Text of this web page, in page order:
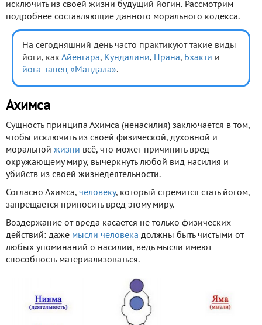
исключить из своей жизни будущий йогин. Рассмотрим
подробнее составляющие данного морального кодекса.
На сегодняшний день часто практикуют такие виды
йоги, как Айенгара, Кундалини, Прана, Бхакти и
йога-танец «Мандала».
Ахимса
Сущность принципа Ахимса (ненасилия) заключается в том,
чтобы исключить из своей физической, духовной и
моральной жизни всё, что может причинить вред
окружающему миру, вычеркнуть любой вид насилия и
убийств из своей жизнедеятельности.
Согласно Ахимса, человеку, который стремится стать йогом,
запрещается приносить вред этому миру.
Воздержание от вреда касается не только физических
действий: даже мысли человека должны быть чистыми от
любых упоминаний о насилии, ведь мысли имеют
способность материализоваться.